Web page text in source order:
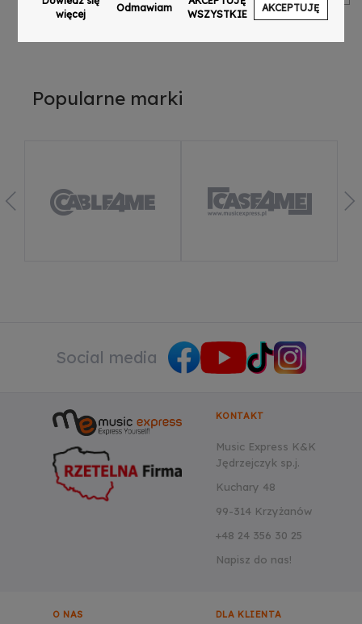
Popularne marki
Social media
KONTAKT
Music Express K&K
Jędrzejczyk sp.j.
Kuchary 48
99-314 Krzyżanów
+48 24 356 30 25
Napisz do nas!
O NAS DLA KLIENTA
Dowiedz się więcej
Zezwól na ciasteczka analityczne
Google w celach reklamowych
więcej
Odmawiam
WSZYSTKIE
AKCEPTUJĘ